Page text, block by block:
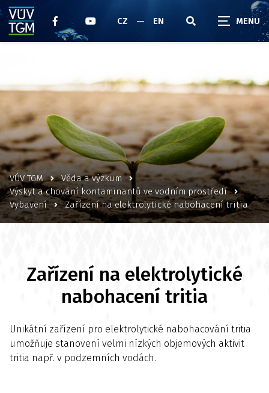
CZ EN
VÚV TGM
Věda a výzkum
Výskyt a chování kontaminantů ve vodním prostředí
Vybavení
Zařízení na elektrolytické nabohacení tritia
Zařízení na elektrolytické
nabohacení tritia
Unikátní zařízení pro elektrolytické nabohacování tritia
umožňuje stanovení velmi nízkých objemových aktivit
tritia např. v podzemních vodách.